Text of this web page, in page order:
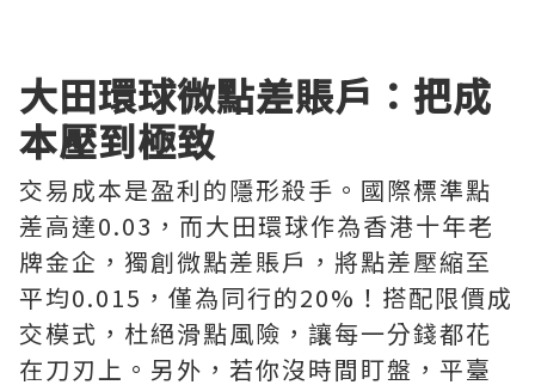
大田環球微點差賬戶：把成
本壓到極致
交易成本是盈利的隱形殺手。國際標準點
差高達0.03，而大田環球作為香港十年老
牌金企，獨創微點差賬戶，將點差壓縮至
平均0.015，僅為同行的20%！搭配限價成
交模式，杜絕滑點風險，讓每一分錢都花
在刀刃上。另外，若你沒時間盯盤，平臺